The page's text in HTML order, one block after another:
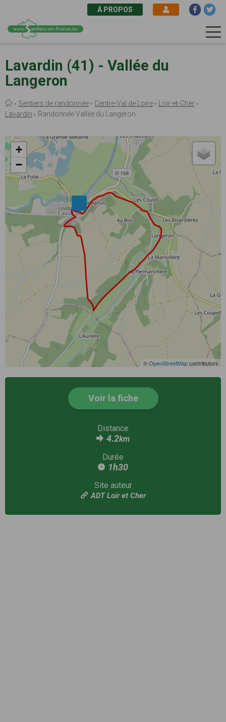
au
contenu
principal
À PROPOS
Lavardin (41) - Vallée du
Langeron
Fil
d'Ariane
Sentiers de randonnée Centre-Val de Loire
Loir-et-Cher
Lavardin
Randonnée Vallée du Langeron
+
−
©OpenStreetMapcontributors
Voir la fiche
Distance
4.2km
Durée
1h30
Site auteur
ADT Loir et Cher